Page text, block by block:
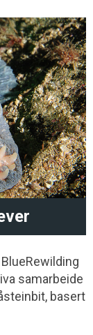
samarbeide
basert